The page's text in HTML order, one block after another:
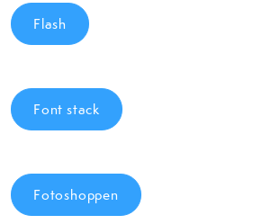
Flash
Font stack
Fotoshoppen